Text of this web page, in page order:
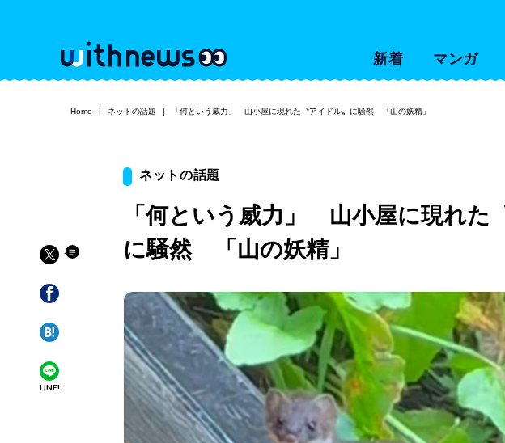
新着 マンガ
Home ネットの話題 「何という威力」 山小屋に現れた〝アイドル〟に騒然 「山の妖精」
LINE!
ネットの話題
「何という威力」 山小屋に現れた
に騒然 「山の妖精」